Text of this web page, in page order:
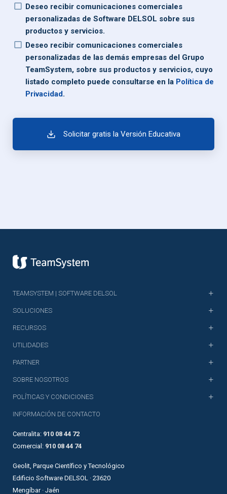
Deseo recibir comunicaciones comerciales
personalizadas de Software DELSOL sobre sus
productos y servicios.
Deseo recibir comunicaciones comerciales
personalizadas de las demás empresas del Grupo
TeamSystem, sobre sus productos y servicios, cuyo
listado completo puede consultarse en la Política de
Privacidad.
Solicitar gratis la Versión Educativa
TEAMSYSTEM | SOFTWARE DELSOL
SOLUCIONES
RECURSOS
UTILIDADES
PARTNER
SOBRE NOSOTROS
INFORMACIÓN DE CONTACTO
Centralita: 910 08 44 72
Comercial: 910 08 44 74
Geolit, Parque Científico y Tecnológico
Edificio Software DELSOL · 23620
Mengíbar · Jaén
POLÍTICAS Y CONDICIONES